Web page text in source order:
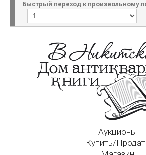
Быстрый переход к произвольному
Аукционы
Купить/